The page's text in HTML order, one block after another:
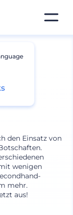
den Einsatz von
wenigen
mehr.
aus!